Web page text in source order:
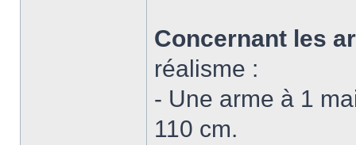
Concernant les
réalisme :
- Une arme à 1
110 cm.